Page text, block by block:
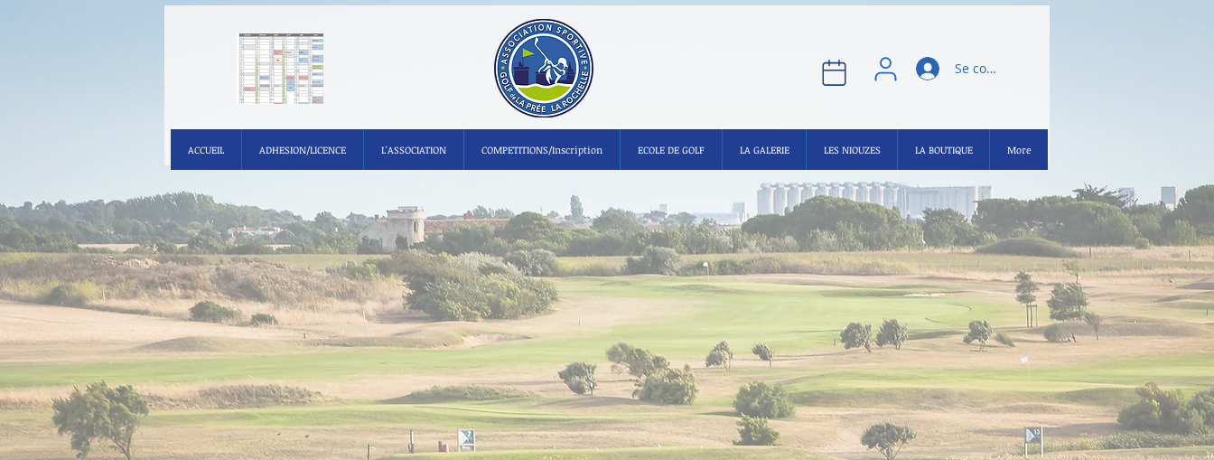
Se connecter
ACCUEIL ADHESION/LICENCE L'ASSOCIATION COMPETITIONS/Inscription ECOLE DE GOLF LA GALERIE LES NIOUZES LA BOUTIQUE More